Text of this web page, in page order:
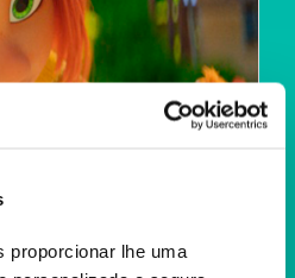
proporcionar lhe uma